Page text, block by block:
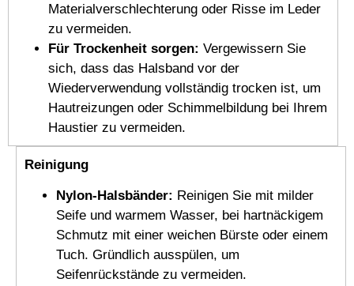
Materialverschlechterung oder Risse im Leder
zu vermeiden.
Für Trockenheit sorgen: Vergewissern Sie
sich, dass das Halsband vor der
Wiederverwendung vollständig trocken ist, um
Hautreizungen oder Schimmelbildung bei Ihrem
Haustier zu vermeiden.
Reinigung
Nylon-Halsbänder: Reinigen Sie mit milder
Seife und warmem Wasser, bei hartnäckigem
Schmutz mit einer weichen Bürste oder einem
Tuch. Gründlich ausspülen, um
Seifenrückstände zu vermeiden.